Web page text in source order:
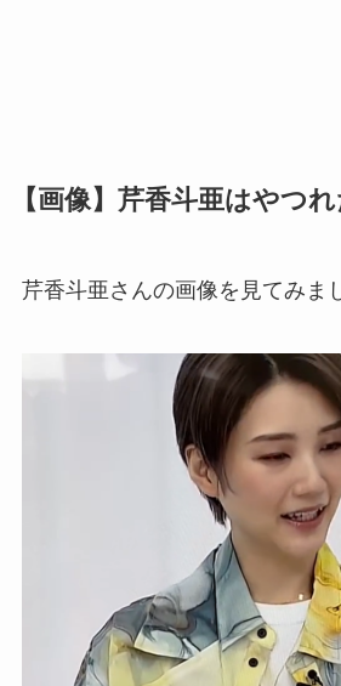
【画像】芹香斗亜はやつれ
芹香斗亜さんの画像を見てみま